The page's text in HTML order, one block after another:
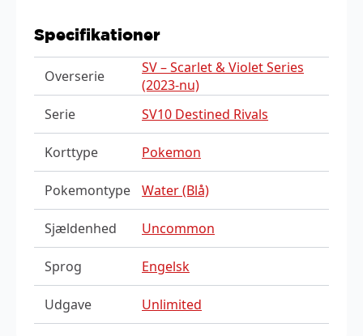
Specifikationer
Overserie
SV – Scarlet & Violet Series
(2023-nu)
Serie
SV10 Destined Rivals
Korttype Pokemon
Pokemontype Water (Blå)
Sjældenhed Uncommon
Sprog Engelsk
Udgave Unlimited